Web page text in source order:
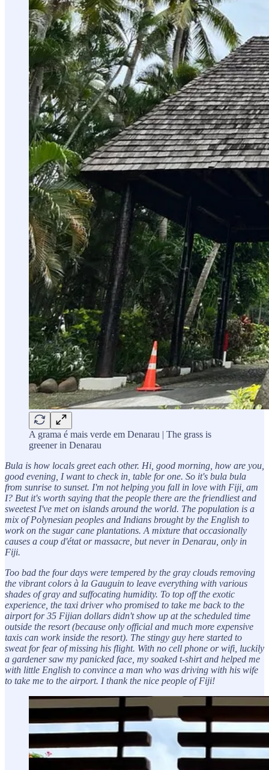
A grama é mais verde em Denarau | The grass is
greener in Denarau
Bula is how locals greet each other. Hi, good morning, how are you,
good evening, I want to check in, table for one. So it's bula bula
from sunrise to sunset. I'm not helping you fall in love with Fiji, am
I? But it's worth saying that the people there are the friendliest and
sweetest I've met on islands around the world. The population is a
mix of Polynesian peoples and Indians brought by the English to
work on the sugar cane plantations. A mixture that occasionally
causes a coup d'état or massacre, but never in Denarau, only in
Fiji.
Too bad the four days were tempered by the gray clouds removing
the vibrant colors à la Gauguin to leave everything with various
shades of gray and suffocating humidity. To top off the exotic
experience, the taxi driver who promised to take me back to the
airport for 35 Fijian dollars didn't show up at the scheduled time
outside the resort (because only official and much more expensive
taxis can work inside the resort). The stingy guy here started to
sweat for fear of missing his flight. With no cell phone or wifi, luckily
a gardener saw my panicked face, my soaked t-shirt and helped me
with little English to convince a man who was driving with his wife
to take me to the airport. I thank the nice people of Fiji!